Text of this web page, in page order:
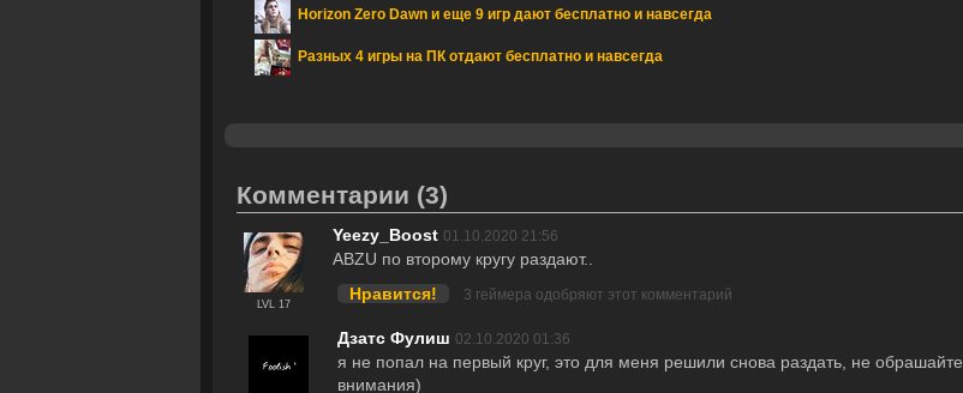
Horizon Zero Dawn и еще 9 игр дают бесплатно и навсегда
Разных 4 игры на ПК отдают бесплатно и навсегда
Комментарии (3)
LVL 17
Yeezy_Boost 01.10.2020 21:56
ABZU по второму кругу раздают..
Нравится!
3 геймера одобряют этот комментарий
Дзатс Фулиш 02.10.2020 01:36
я не попал на первый круг, это для меня решили снова раздать, не обрашайте
внимания)